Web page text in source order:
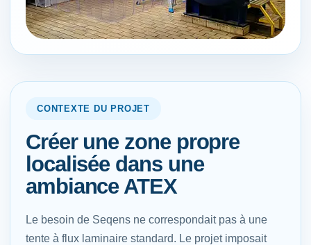
CONTEXTE DU PROJET
Créer une zone propre
localisée dans une
ambiance ATEX
Le besoin de Seqens ne correspondait pas à une
tente à flux laminaire standard. Le projet imposait